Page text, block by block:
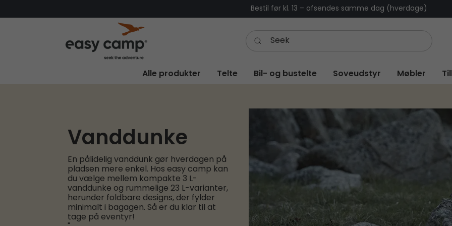
Bestil før kl. 13 – afsendes samme dag (hverdage)
Alle produkter Telte Bil- og bustelte Soveudstyr Møbler
Vanddunke
En pålidelig vanddunk gør hverdagen på
pladsen mere enkel. Hos easy camp kan
du vælge mellem kompakte 3 L-
vanddunke og rummelige 23 L-varianter,
herunder foldbare designs, der fylder
minimalt i bagagen. Så er du klar til at
tage på eventyr!